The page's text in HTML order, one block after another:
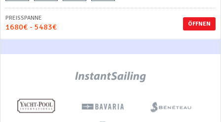
ÖFFNEN
PREISSPANNE
1680€ - 5483€